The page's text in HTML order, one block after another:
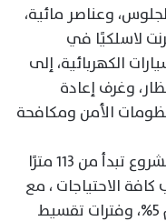
وعناصر مائية،
لاسلكيًا في
الكهربائية، إلى
وغرف إعادة
الأمن ومكافحة
وأوضح أن مساحات الوحدات في المشروع تبدأ من ١١٣ مترًا
الاحتياجات ، مع
تقديم أنظمة سداد مرنة تبدأ بمقدم 5%، وفترات تقسيط